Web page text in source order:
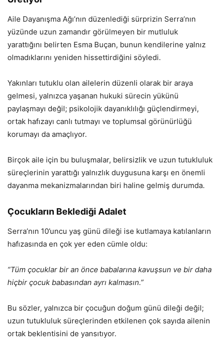
Aile Dayanışma Ağı’nın düzenlediği sürprizin Serra’nın
yüzünde uzun zamandır görülmeyen bir mutluluk
yarattığını belirten Esma Buçan, bunun kendilerine yalnız
olmadıklarını yeniden hissettirdiğini söyledi.
Yakınları tutuklu olan ailelerin düzenli olarak bir araya
gelmesi, yalnızca yaşanan hukuki sürecin yükünü
paylaşmayı değil; psikolojik dayanıklılığı güçlendirmeyi,
ortak hafızayı canlı tutmayı ve toplumsal görünürlüğü
korumayı da amaçlıyor.
Birçok aile için bu buluşmalar, belirsizlik ve uzun tutukluluk
süreçlerinin yarattığı yalnızlık duygusuna karşı en önemli
dayanma mekanizmalarından biri haline gelmiş durumda.
Çocukların Beklediği Adalet
Serra’nın 10’uncu yaş günü dileği ise kutlamaya katılanların
hafızasında en çok yer eden cümle oldu:
“Tüm çocuklar bir an önce babalarına kavuşsun ve bir daha
hiçbir çocuk babasından ayrı kalmasın.”
Bu sözler, yalnızca bir çocuğun doğum günü dileği değil;
uzun tutukluluk süreçlerinden etkilenen çok sayıda ailenin
ortak beklentisini de yansıtıyor.